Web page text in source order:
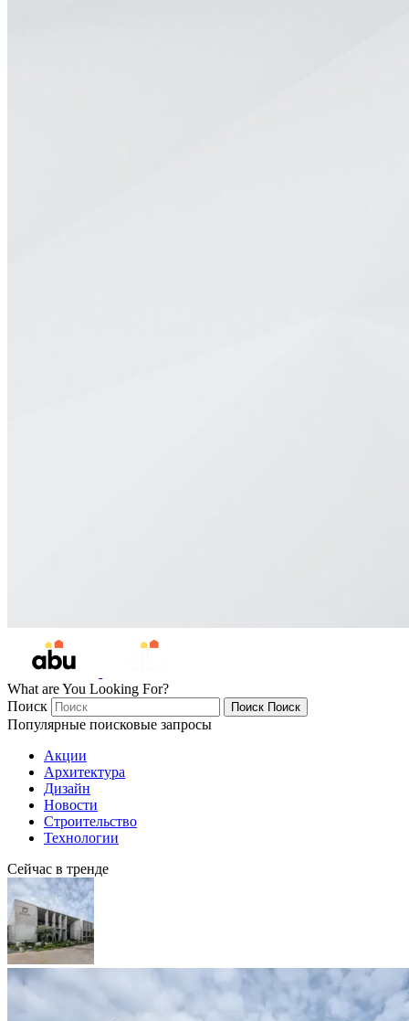
What are You Looking For?
Поиск
Поиск Поиск
Популярные поисковые запросы
Акции
Архитектура
Дизайн
Новости
Строительство
Технологии
Сейчас в тренде